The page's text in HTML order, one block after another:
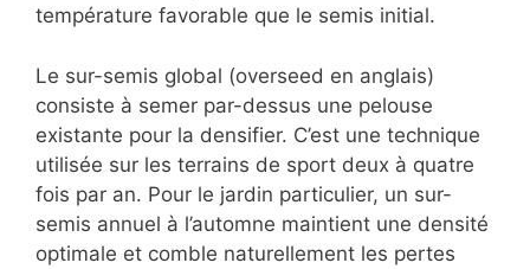
température favorable que le semis initial.
Le sur-semis global (overseed en anglais)
consiste à semer par-dessus une pelouse
existante pour la densifier. C’est une technique
utilisée sur les terrains de sport deux à quatre
fois par an. Pour le jardin particulier, un sur-
semis annuel à l’automne maintient une densité
optimale et comble naturellement les pertes